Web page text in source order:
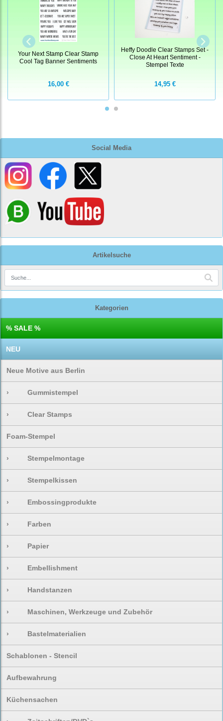
Social Media
Artikelsuche
Kategorien
% SALE %
NEU
Neue Motive aus Berlin
› Gummistempel
› Clear Stamps
Foam-Stempel
› Stempelmontage
› Stempelkissen
› Embossingprodukte
› Farben
› Papier
› Embellishment
› Handstanzen
› Maschinen, Werkzeuge und Zubehör
› Bastelmaterialien
Schablonen - Stencil
Aufbewahrung
Küchensachen
Your Next Stamp Clear Stamp
Cool Tag Banner Sentiments
16,00 €
Heffy Doodle Clear Stamps Set -
Close At Heart Sentiment -
Stempel Texte
14,95 €